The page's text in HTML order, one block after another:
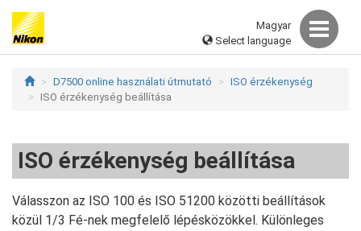
Magyar
Select language
D7500 online használati útmutató
ISO érzékenység
ISO érzékenység beállítása
ISO érzékenység beállítása
Válasszon az ISO 100 és ISO 51200 közötti beállítások
közül 1/3 Fé-nek megfelelő lépésközökkel. Különleges